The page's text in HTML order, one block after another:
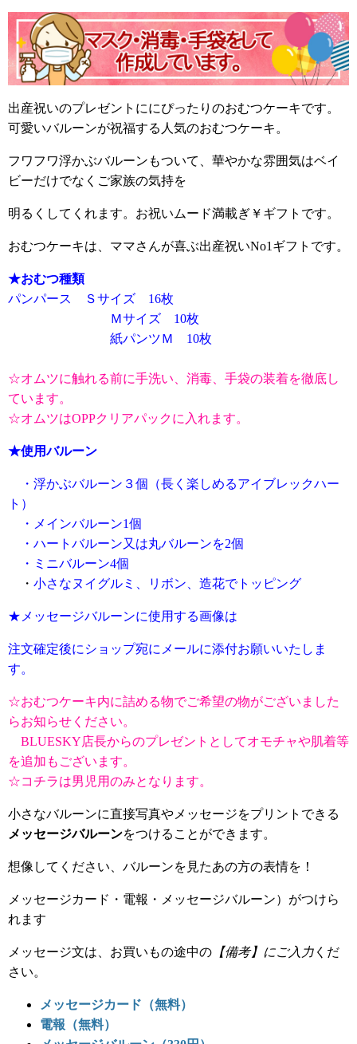
出産祝いのプレゼントににぴったりのおむつケーキです。
可愛いバルーンが祝福する人気のおむつケーキ。
フワフワ浮かぶバルーンもついて、華やかな雰囲気はベイ
ビーだけでなくご家族の気持を
明るくしてくれます。お祝いムード満載ぎ￥ギフトです。
おむつケーキは、ママさんが喜ぶ出産祝いNo1ギフトです。
★おむつ種類
パンパース Ｓサイズ 16枚
Ｍサイズ 10枚
紙パンツＭ 10枚
☆オムツに触れる前に手洗い、消毒、手袋の装着を徹底し
ています。
☆オムツはOPPクリアパックに入れます。
★使用バルーン
・浮かぶバルーン３個（長く楽しめるアイブレックハー
ト）
・メインバルーン1個
・ハートバルーン又は丸バルーンを2個
・ミニバルーン4個
・ 小さなヌイグルミ、リボン、造花でトッピング
★メッセージバルーンに使用する画像は
注文確定後にショップ宛にメールに添付お願いいたしま
す。
☆おむつケーキ内に詰める物でご希望の物がございました
らお知らせください。
BLUESKY店長からのプレゼントとしてオモチャや肌着等
を追加もございます。
☆コチラは男児用のみとなります。
小さなバルーンに直接写真やメッセージをプリントできる
メッセージバルーンをつけることができます。
想像してください、バルーンを見たあの方の表情を！
メッセージカード・電報・メッセージバルーン）がつけら
れます
メッセージ文は、お買いもの途中の 【備考】にご入力 くだ
さい。
メッセージカード（無料）
電報（無料）